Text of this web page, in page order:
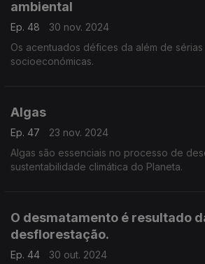
ambiental
Ep. 48
30 nov. 2024
Os acentuados défices da além de sérias dificuldades
socioeconómicas.
Algas
Ep. 47
23 nov. 2024
Algas são essenciais no processo de
sustentabilidade climática do Planeta.
O desmatamento é resultado
desflorestação.
Ep. 44
30 out. 2024